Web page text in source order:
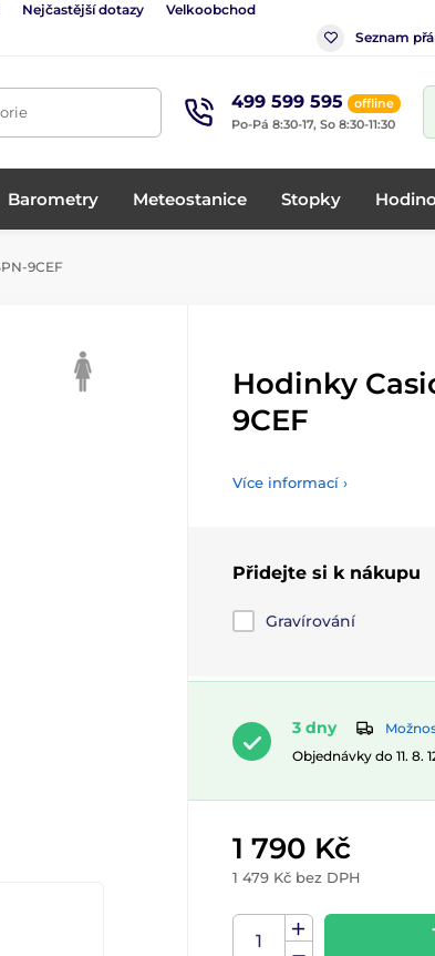
Nejčastější dotazy Velkoobchod
Seznam
499 599 595
offline
Po-Pá 8:30-17, So 8:30-11:30
Barometry Meteostanice Stopky
9CEF
Hodinky
9CEF
Více informací ›
Přidejte si k nákupu
Gravírování
3 dny
Objednávky do 11. 8.
1 790 Kč
1 479 Kč bez DPH